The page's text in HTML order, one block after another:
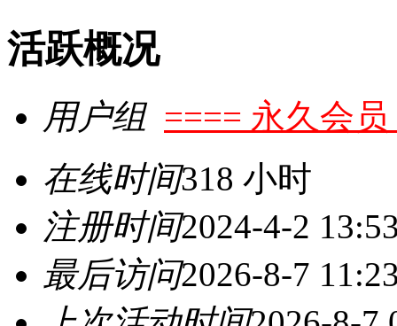
活跃概况
用户组 ==== 永久会员
在线时间318 小时
注册时间2024-4-2
最后访问2026-8-7